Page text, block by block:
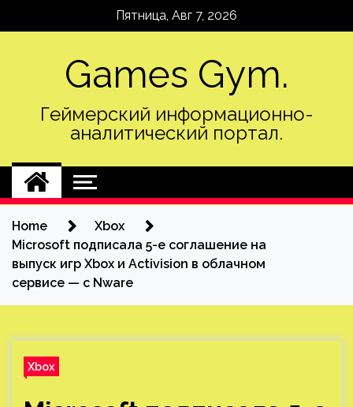
Пятница, Авг 7, 2026
Games Gym.
Геймерский информационно-
аналитический портал.
Home
Xbox
Microsoft подписала 5-е соглашение на
выпуск игр Xbox и Activision в облачном
сервисе — с Nware
Xbox